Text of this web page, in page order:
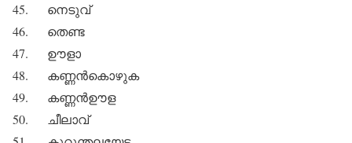
45. നെടുവ്
46. തെണ്ട
47. ഊളാ
48. കണ്ണന്‍കൊഴുക
49. കണ്ണന്‍ഊള
50. ചീലാവ്